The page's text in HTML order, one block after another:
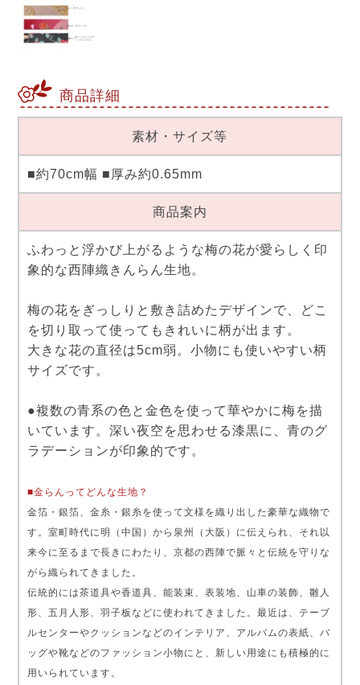
商品詳細
素材・サイズ等
■約70cm幅 ■厚み約0.65mm
商品案内
ふわっと浮かび上がるような梅の花が愛らしく印
象的な西陣織きんらん生地。
梅の花をぎっしりと敷き詰めたデザインで、どこ
を切り取って使ってもきれいに柄が出ます。
大きな花の直径は5cm弱。小物にも使いやすい柄
サイズです。
●複数の青系の色と金色を使って華やかに梅を描
いています。深い夜空を思わせる漆黒に、青のグ
ラデーションが印象的です。
■金らんってどんな生地？
金箔・銀箔、金糸・銀糸を使って文様を織り出した豪華な織物で
す。室町時代に明（中国）から泉州（大阪）に伝えられ、それ以
来今に至るまで長きにわたり、京都の西陣で脈々と伝統を守りな
がら織られてきました。
伝統的には茶道具や香道具、能装束、表装地、山車の装飾、雛人
形、五月人形、羽子板などに使われてきました。最近は、テーブ
ルセンターやクッションなどのインテリア、アルバムの表紙、バ
ッグや靴などのファッション小物にと、新しい用途にも積極的に
用いられています。